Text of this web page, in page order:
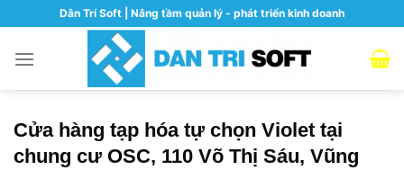
content
Dân Trí Soft | Nâng tầm quản lý - phát triển kinh doanh
Cửa hàng tạp hóa tự chọn Violet tại
chung cư OSC, 110 Võ Thị Sáu, Vũng